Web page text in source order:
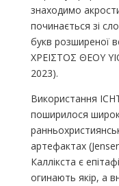
знаходимо
починається зі
букв розширеної
ΧΡΕΙΣΤΟΣ ΘΕΟΥ
2023).
Використання
поширилося
артефактах
Каллікста є
огинають якір, а